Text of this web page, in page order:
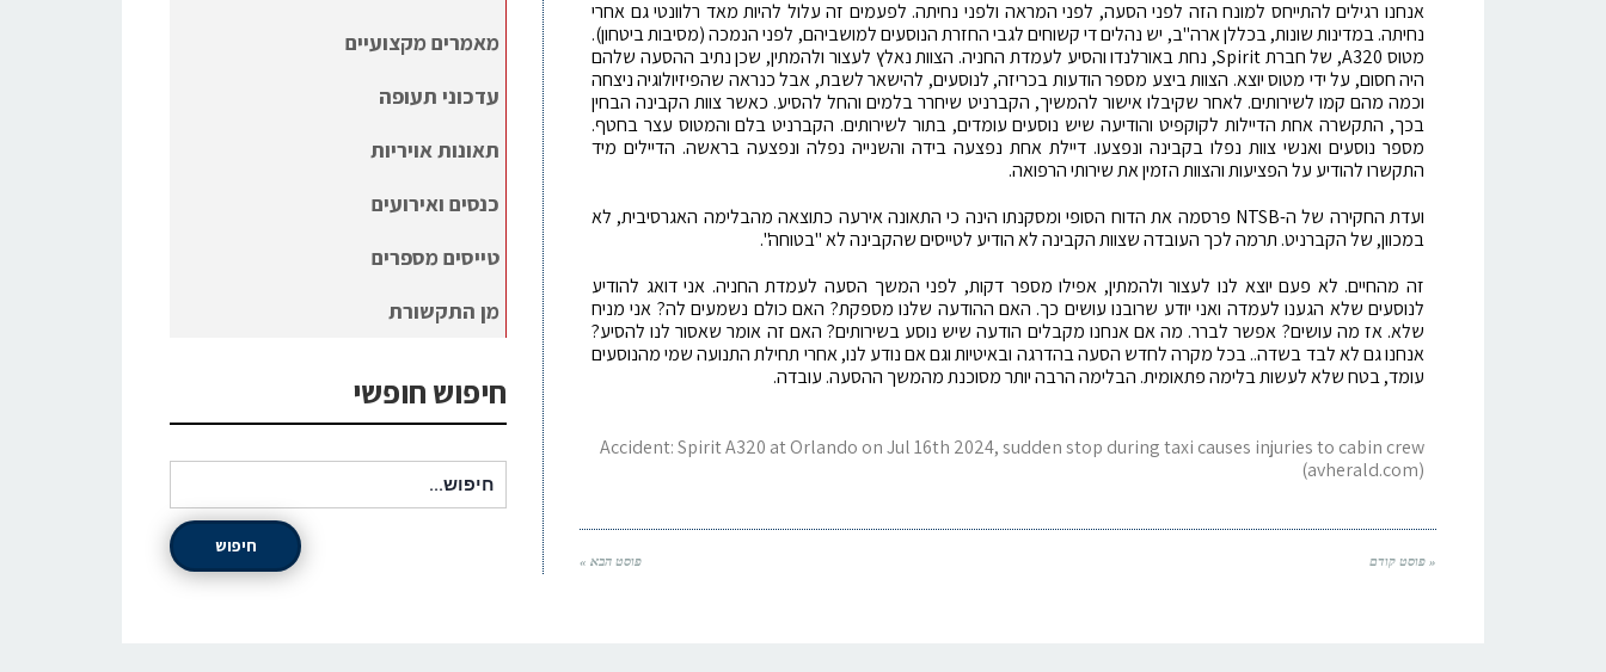
אנחנו רגילים להתייחס למונח הזה לפני הסעה, לפני המראה ולפני נחיתה. לפעמים זה עלול להיות מאד רלוונטי גם אחרי
נחיתה. במדינות שונות, בכללן ארה"ב, יש נהלים די קשוחים לגבי החזרת הנוסעים למושביהם, לפני הנמכה (מסיבות ביטחון).
מטוס A320, של חברת Spirit, נחת באורלנדו והסיע לעמדת החניה. הצוות נאלץ לעצור ולהמתין, שכן נתיב ההסעה שלהם
היה חסום, על ידי מטוס יוצא. הצוות ביצע מספר הודעות בכריזה, לנוסעים, להישאר לשבת, אבל כנראה שהפיזיולוגיה ניצחה
וכמה מהם קמו לשירותים. לאחר שקיבלו אישור להמשיך, הקברניט שיחרר בלמים והחל להסיע. כאשר צוות הקבינה הבחין
בכך, התקשרה אחת הדיילות לקוקפיט והודיעה שיש נוסעים עומדים, בתור לשירותים. הקברניט בלם והמטוס עצר בחטף.
מספר נוסעים ואנשי צוות נפלו בקבינה ונפצעו. דיילת אחת נפצעה בידה והשנייה נפלה ונפצעה בראשה. הדיילים מיד
התקשרו להודיע על הפציעות והצוות הזמין את שירותי הרפואה.
ועדת החקירה של ה-NTSB פרסמה את הדוח הסופי ומסקנתו הינה כי התאונה אירעה כתוצאה מהבלימה האגרסיבית, לא
במכוון, של הקברניט. תרמה לכך העובדה שצוות הקבינה לא הודיע לטייסים שהקבינה לא "בטוחה".
זה מהחיים. לא פעם יוצא לנו לעצור ולהמתין, אפילו מספר דקות, לפני המשך הסעה לעמדת החניה. אני דואג להודיע
לנוסעים שלא הגענו לעמדה ואני יודע שרובנו עושים כך. האם ההודעה שלנו מספקת? האם כולם נשמעים לה? אני מניח
שלא. אז מה עושים? אפשר לברר. מה אם אנחנו מקבלים הודעה שיש נוסע בשירותים? האם זה אומר שאסור לנו להסיע?
אנחנו גם לא לבד בשדה.. בכל מקרה לחדש הסעה בהדרגה ובאיטיות וגם אם נודע לנו, אחרי תחילת התנועה שמי מהנוסעים
עומד, בטח שלא לעשות בלימה פתאומית. הבלימה הרבה יותר מסוכנת מהמשך ההסעה. עובדה.
Accident: Spirit A320 at Orlando on Jul 16th 2024, sudden stop during taxi causes injuries to cabin crew
(avherald.com)
« פוסט קודם פוסט הבא »
מאמרים מקצועיים
עדכוני תעופה
תאונות אויריות
כנסים ואירועים
טייסים מספרים
מן התקשורת
חיפוש חופשי
חיפוש